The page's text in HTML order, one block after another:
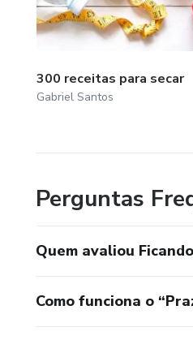
300 receitas para secar
Gabriel Santos
Perguntas
Quem avaliou
Como funciona o